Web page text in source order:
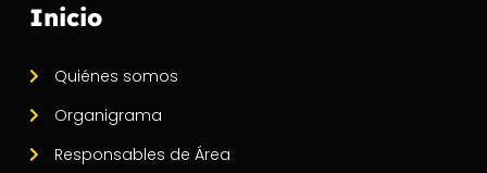
Inicio
Quiénes somos
Organigrama
Responsables de Área